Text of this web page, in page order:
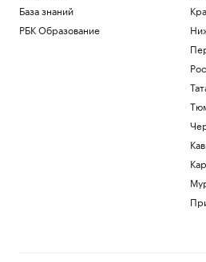
База знаний
РБК Образование